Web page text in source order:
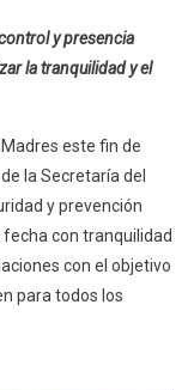
y presencia
la tranquilidad y el
este fin de
la Secretaría del
y prevención
con tranquilidad
con el objetivo
para todos los